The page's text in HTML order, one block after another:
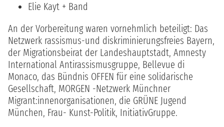
Elie Kayt + Band
An der Vorbereitung waren vornehmlich beteiligt: Das
Netzwerk rassismus-und diskriminierungsfreies Bayern,
der Migrationsbeirat der Landeshauptstadt, Amnesty
International Antirassismusgruppe, Bellevue di
Monaco, das Bündnis OFFEN für eine solidarische
Gesellschaft, MORGEN -Netzwerk Münchner
Migrant:innenorganisationen, die GRÜNE Jugend
München, Frau- Kunst-Politik, InitiativGruppe.